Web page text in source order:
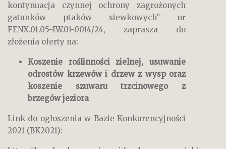
kontynuacja czynnej ochrony zagrożonych
gatunków ptaków siewkowych” nr
FENX.01.05-IW.01-0014/24, zaprasza do
złożenia oferty na:
Koszenie roślinności zielnej, usuwanie
odrostów krzewów i drzew z wysp oraz
koszenie szuwaru trzcinowego z
brzegów jeziora
Link do ogłoszenia w Bazie Konkurencyjności
2021 (BK2021):